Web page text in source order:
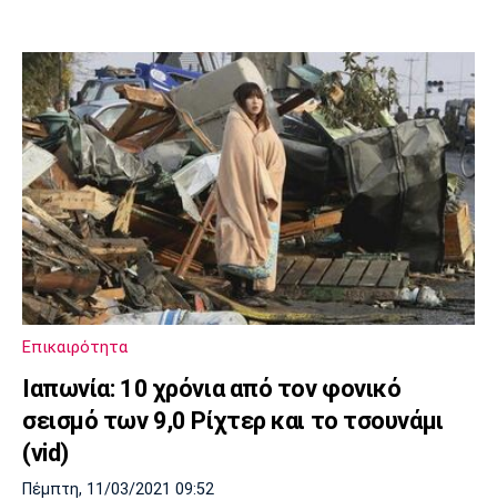
Επικαιρότητα
Ιαπωνία: 10 χρόνια από τον φονικό
σεισμό των 9,0 Ρίχτερ και το τσουνάμι
(vid)
Πέμπτη, 11/03/2021 09:52